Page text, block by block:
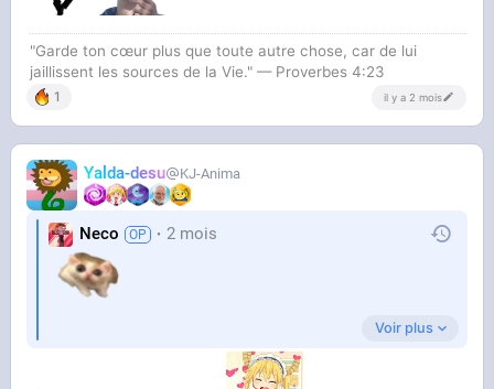
"Garde ton cœur plus que toute autre chose, car de lui
jaillissent les sources de la Vie." — Proverbes 4:23
1 il y a 2 mois
Yalda-desu KJ-Anima
Neco 2 mois
Voir plus